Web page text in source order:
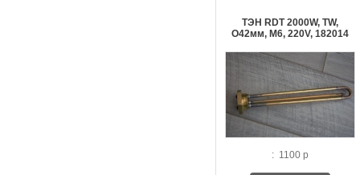
ТЭН RDT 2000W, TW,
O42мм, М6, 220V, 182014
: 1100 р